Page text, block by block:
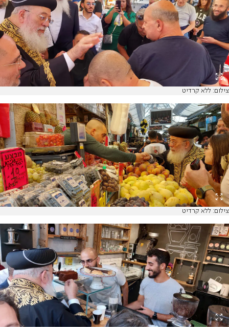
צילום: ללא קרדיט
צילום: ללא קרדיט